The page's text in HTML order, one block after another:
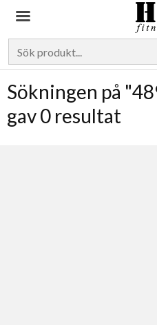
Sökningen på
gav 0 resultat